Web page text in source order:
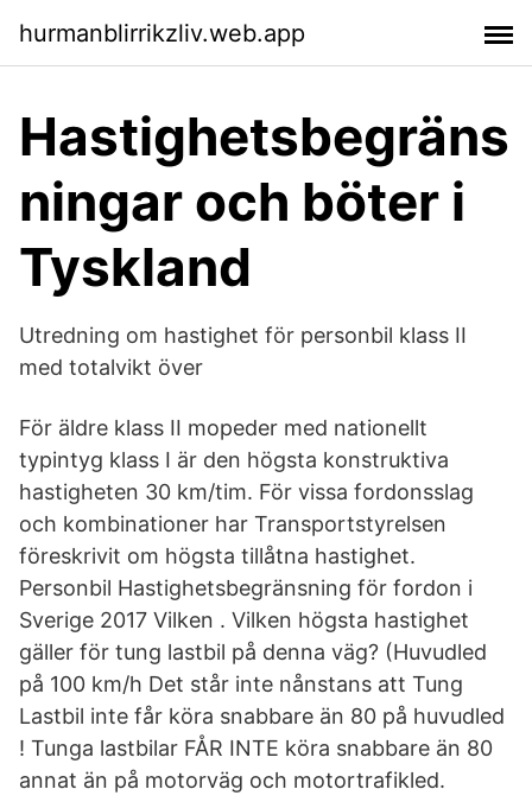
hurmanblirrikzliv.web.app
Hastighetsbegräns
ningar och böter i
Tyskland
Utredning om hastighet för personbil klass II
med totalvikt över
För äldre klass II mopeder med nationellt
typintyg klass I är den högsta konstruktiva
hastigheten 30 km/tim. För vissa fordonsslag
och kombinationer har Transportstyrelsen
föreskrivit om högsta tillåtna hastighet.
Personbil Hastighetsbegränsning för fordon i
Sverige 2017 Vilken . Vilken högsta hastighet
gäller för tung lastbil på denna väg? (Huvudled
på 100 km/h Det står inte nånstans att Tung
Lastbil inte får köra snabbare än 80 på huvudled
! Tunga lastbilar FÅR INTE köra snabbare än 80
annat än på motorväg och motortrafikled.